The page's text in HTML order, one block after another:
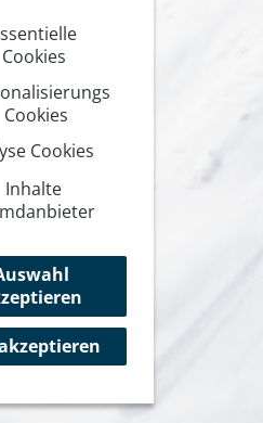
Cookies
Cookies
Cookies
Inhalte